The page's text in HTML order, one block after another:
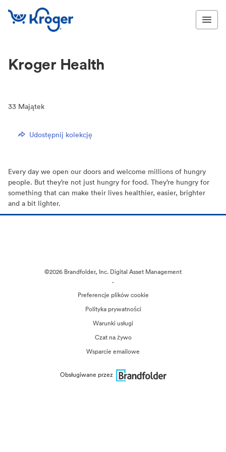
Kroger Health
33 Majątek
Udostępnij kolekcję
Every day we open our doors and welcome millions of hungry
people. But they’re not just hungry for food. They’re hungry for
something that can make their lives healthier, easier, brighter
and a bit lighter.
©2026 Brandfolder, Inc. Digital Asset Management
·
Preferencje plików cookie
Polityka prywatności
Warunki usługi
Czat na żywo
Wsparcie emailowe
Obsługiwane przez